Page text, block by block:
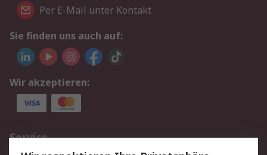
Per E-Mail unter Kontakt
Sie finden uns auch auf:
Wir akzeptieren:
Service